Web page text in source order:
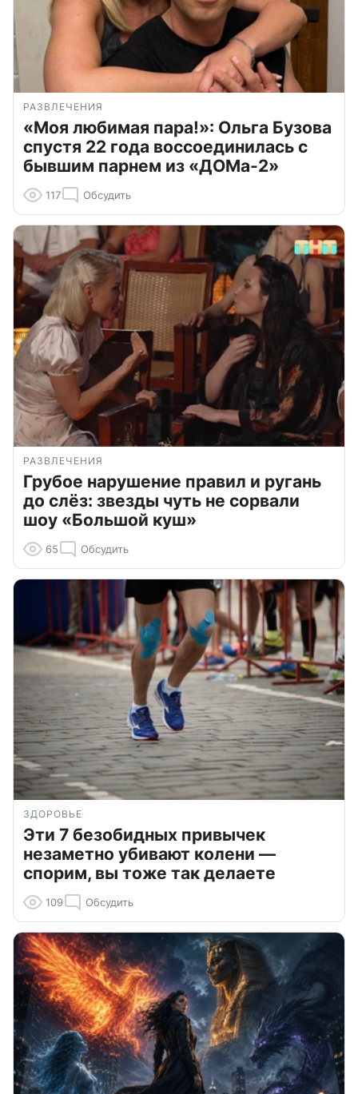
РАЗВЛЕЧЕНИЯ
«Моя любимая пара!»: Ольга Бузова
спустя 22 года воссоединилась с
бывшим парнем из «ДОМа-2»
117 Обсудить
РАЗВЛЕЧЕНИЯ
Грубое нарушение правил и ругань
до слёз: звезды чуть не сорвали
шоу «Большой куш»
65 Обсудить
ЗДОРОВЬЕ
Эти 7 безобидных привычек
незаметно убивают колени —
спорим, вы тоже так делаете
109 Обсудить